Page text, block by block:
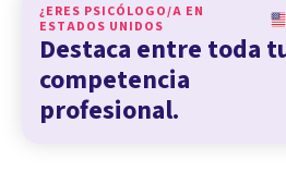
¿ERES PSICÓLOGO/A EN
ESTADOS UNIDOS
Destaca entre toda
competencia
profesional.